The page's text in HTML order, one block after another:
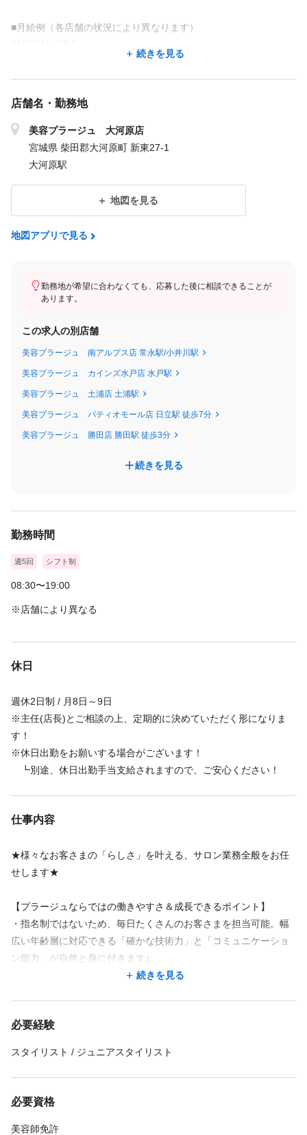
■⽉給例（各店舗の状況により異なります）
・スタイリスト(20代 ⼊社4年)
⽉給45.3万円/固定給237,600円+特別⼿当111,400円+その他⼿当1
04,000円
トップスタイリスト ⽉給:270,160円〜299,200円+売上特別⼿当
※⽉22⽇出勤 270,160円(基本給+固定残業代)〜+売上特別⼿当
※⽉25⽇出勤 319,894円(基本給+固定残業代+休⽇出勤⼿当3⽇分
49,734円)〜+売上特別⼿当
■⽉給例（各店舗の状況により異なります）
25⽇出社の場合
8,000円
※店舗により異なります。
※昇給あり
※【美容師免許必須】
※【正社員】60歳未満の⽅(定年60歳のため)
〜プラージュの職種について～
・アシスタント（免許を持っていない人・取得予定者）
・トップスタイリスト（スタイリスト）
・マネージャー（エリア管轄マネージャー）
※免許未保持者・取得予定者はアシスタント求⼈をご覧下さい
店舗に配属後に技術テストがあり、
◎売上特別⼿当・歩合は店舗売上に応じて⽀給します︕
店舗メンバーでのチームワークが⼤切です♬
是⾮、プラージュで"⼿取り給料"を実感してみて下さい︕
☆★☆★☆★☆★☆★☆★☆★☆★☆
続きを見る
店舗名・勤務地
美容プラージュ 大河原店
宮城県 柴田郡大河原町 新東27-1
大河原駅
地図を見る
地図アプリで見る
勤務地が希望に合わなくても、応募した後に相談できることが
あります。
この求人の別店舗
美容プラージュ 南アルプス店 常永駅/小井川駅
美容プラージュ カインズ水戸店 水戸駅
美容プラージュ 土浦店 土浦駅
美容プラージュ パティオモール店 日立駅 徒歩7分
美容プラージュ 勝田店 勝田駅 徒歩3分
続きを見る
勤務時間
週5回 シフト制
08:30〜19:00
※店舗により異なる
休日
週休2日制 / 月8日～9日
※主任(店長)とご相談の上、定期的に決めていただく形になりま
す！
※休日出勤をお願いする場合がございます！
┗別途、休日出勤手当支給されますので、ご安心ください！
仕事内容
★様々なお客さまの「らしさ」を叶える、サロン業務全般をお任
せします★
【プラージュならではの働きやすさ＆成長できるポイント】
・指名制ではないため、毎日たくさんのお客さまを担当可能。幅
広い年齢層に対応できる「確かな技術力」と「コミュニケーショ
ン能力」が自然と身に付きます♪
カット、カラー、パーマ、ブローなど、チームで施術を分担す
免許取得直後の方は、先輩のサポートやシャンプーなど、でき
リティを維持しながら、テキパキと無駄のない動きが身につきま
す。
充実。苦手なメニューがある方やブランクがある方も、自信を持
続きを見る
必要経験
スタイリスト / ジュニアスタイリスト
必要資格
美容師免許